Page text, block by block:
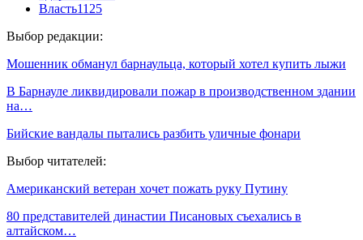
Власть1125
Выбор редакции:
Мошенник обманул барнаульца, который хотел купить лыжи
В Барнауле ликвидировали пожар в производственном здании
на…
Бийские вандалы пытались разбить уличные фонари
Выбор читателей:
Американский ветеран хочет пожать руку Путину
80 представителей династии Писановых съехались в
алтайском…